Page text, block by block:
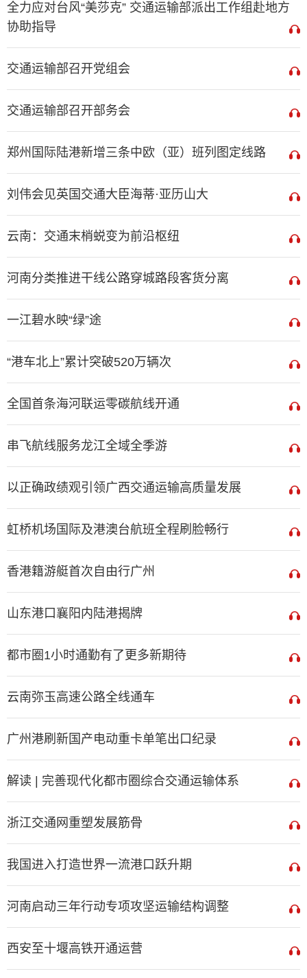
全力应对台风“美莎克” 交通运输部派出工作组赴地方
协助指导
交通运输部召开党组会
交通运输部召开部务会
郑州国际陆港新增三条中欧（亚）班列图定线路
刘伟会见英国交通大臣海蒂·亚历山大
云南：交通末梢蜕变为前沿枢纽
河南分类推进干线公路穿城路段客货分离
一江碧水映“绿”途
“港车北上”累计突破520万辆次
全国首条海河联运零碳航线开通
串飞航线服务龙江全域全季游
以正确政绩观引领广西交通运输高质量发展
虹桥机场国际及港澳台航班全程刷脸畅行
香港籍游艇首次自由行广州
山东港口襄阳内陆港揭牌
都市圈1小时通勤有了更多新期待
云南弥玉高速公路全线通车
广州港刷新国产电动重卡单笔出口纪录
解读 | 完善现代化都市圈综合交通运输体系
浙江交通网重塑发展筋骨
我国进入打造世界一流港口跃升期
河南启动三年行动专项攻坚运输结构调整
西安至十堰高铁开通运营